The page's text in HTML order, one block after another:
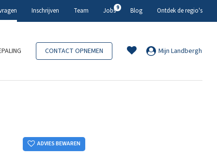
CONTACT OPNEMEN Mijn Landbergh
Inschrijven Team Jobs9 Blog Ontdek de regio's
ADVIES BEWAREN